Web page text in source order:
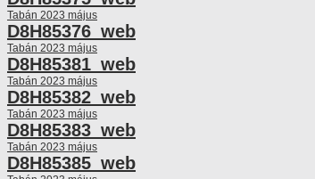
Tabán 2023 május
D8H85376_web
Tabán 2023 május
D8H85381_web
Tabán 2023 május
D8H85382_web
Tabán 2023 május
D8H85383_web
Tabán 2023 május
D8H85385_web